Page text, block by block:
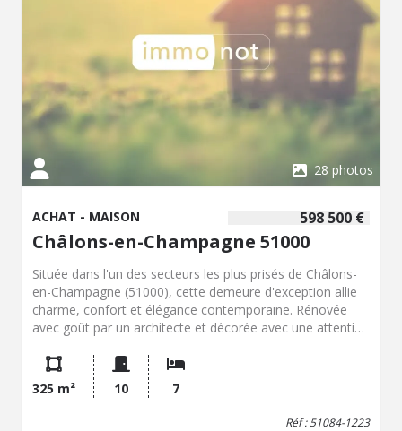
28 photos
598 500 €
ACHAT - MAISON
Châlons-en-Champagne 51000
Située dans l'un des secteurs les plus prisés de Châlons-
en-Champagne (51000), cette demeure d'exception allie
charme, confort et élégance contemporaine. Rénovée
avec goût par un architecte et décorée avec une attention
habitables où chaque espace a été pensé pour le bien-
être et la convivialité. Au rez-de-chaussée : Une vaste
entrée distribue un salon-séjour lumineux avec cheminée,
une cuisine équipée et aménagée, une chambre et des
325 m² 10 7
Réf : 51084-1223